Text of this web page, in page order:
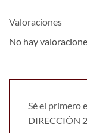
Valoraciones
No hay
Sé el primero
DIRECCIÓN